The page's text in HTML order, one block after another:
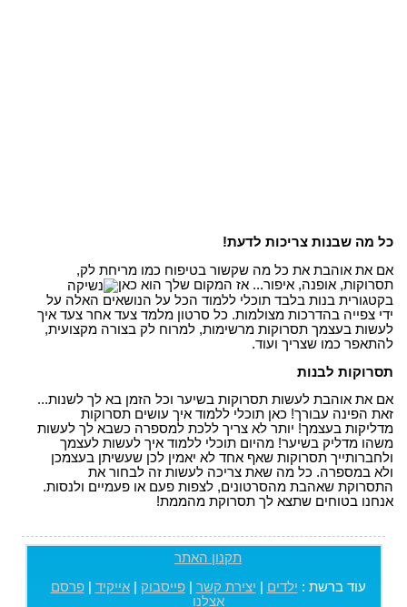
כל מה שבנות צריכות לדעת!
אם את אוהבת את כל מה שקשור בטיפוח כמו מריחת לק,
תסרוקות, אופנה, איפור... אז המקום שלך הוא כאן
בקטגורית בנות בלבד תוכלי ללמוד הכל על הנושאים האלה על
ידי צפייה בהדרכות מצולמות. כל סרטון מלמד צעד אחר צעד איך
לעשות בעצמך תסרוקות מרשימות, למרוח לק בצורה מקצועית,
להתאפר כמו שצריך ועוד.
תסרוקות לבנות
אם את אוהבת לעשות תסרוקות בשיער וכל הזמן בא לך לשנות...
זאת הפינה עבורך! כאן תוכלי ללמוד איך עושים תסרוקות
מדליקות בעצמך! יותר לא צריך ללכת למספרה כשבא לך לעשות
משהו מדליק בשיער! מהיום תוכלי ללמוד איך לעשות לעצמך
ולחברותייך תסרוקות שאף אחד לא יאמין לכן שעשיתן בעצמכן
ולא במספרה. כל מה שאת צריכה לעשות זה לבחור את
התסרוקת שאהבת מהסרטונים, לצפות פעם או פעמיים ולנסות.
אנחנו בטוחים שתצא לך תסרוקת מהממת!
תקנון האתר
עוד ברשת : ילדים יצירת קשר |פייסבוק |אייקיד |פרסם
אצלנו